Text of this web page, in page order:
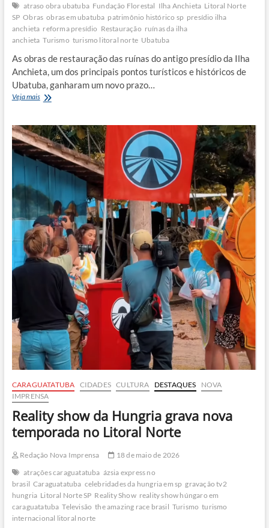
atraso obra ubatuba Fundação Florestal Ilha Anchieta Litoral Norte
SP Obras obras em ubatuba patrimônio histórico sp presídio ilha
anchieta reforma presídio Restauração ruínas da ilha
anchieta Turismo turismo litoral norte Ubatuba
As obras de restauração das ruínas do antigo presídio da Ilha
Anchieta, um dos principais pontos turísticos e históricos de
Ubatuba, ganharam um novo prazo…
Veja maisEntrega
do
antigo
presídio
da
Anchieta
é
adiada
para
agosto
CARAGUATATUBA CIDADES CULTURA DESTAQUES
NOVA
IMPRENSA
Reality show da Hungria grava nova
temporada no Litoral Norte
Redação Nova Imprensa
18 de maio de 2026
atrações caraguatatuba ázsia express no
brasil Caraguatatuba celebridades da hungria em sp gravação tv2
hungria Litoral Norte SP Reality Show reality show húngaro em
caraguatatuba Televisão the amazing race brasil Turismo turismo
internacional litoral norte